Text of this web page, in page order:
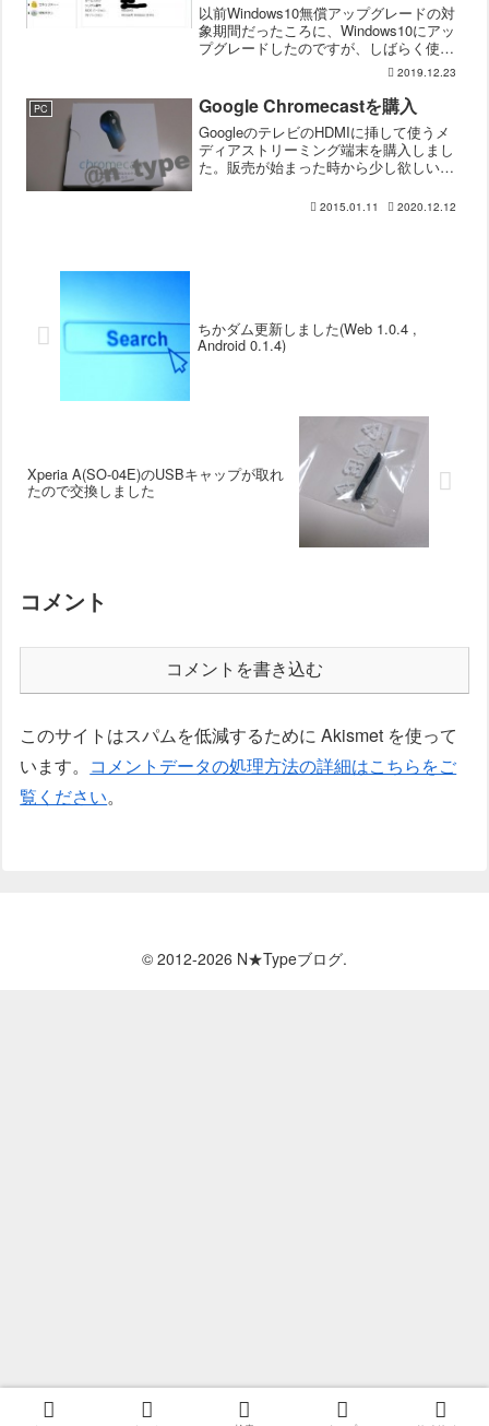
以前Windows10無償アップグレードの対
象期間だったころに、Windows10にアッ
プグレードしたのですが、しばらく使用
したあとにグラフィックボードの件もあ
るけど、なぜかWindowsUpdateが全くで
きない状態になって、まだ延長サポ...
2019.12.23
PC Google Chromecastを購入
GoogleのテレビのHDMIに挿して使うメ
ディアストリーミング端末を購入しまし
た。販売が始まった時から少し欲しいっ
日購入。※この記事のChromecastは旧型
2015.01.11 2020.12.12
ちかダム更新しました(Web 1.0.4 ,
Android 0.1.4)
Xperia A(SO-04E)のUSBキャップが取れ
たので交換しました
コメント
コメントを書き込む
このサイトはスパムを低減するために Akismet を使って
います。 コメントデータの処理方法の詳細はこちらをご
覧ください。
© 2012-2026 N★Typeブログ.